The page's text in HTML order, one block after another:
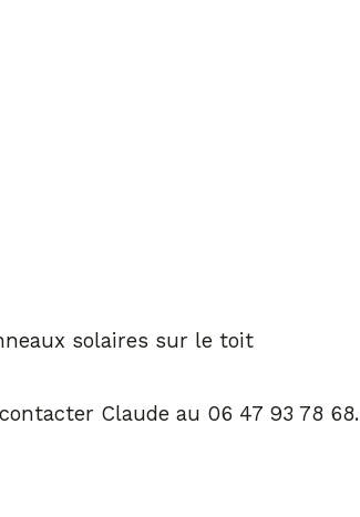
solaires sur le toit
Claude au 06 47 93 78 68.